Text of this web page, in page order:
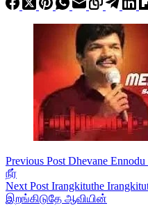
Previous Post Dhevane
நீர்
Next Post Irangkituthe
இறங்கிடுதே ஆவியின்